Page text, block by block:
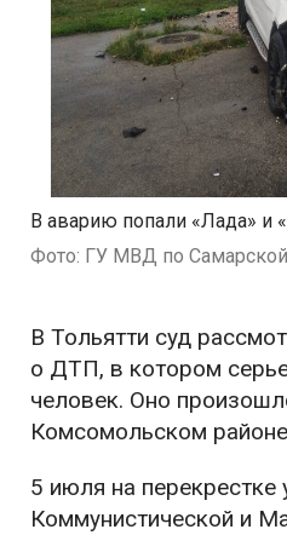
В аварию попали «Лада» и
Фото: ГУ МВД по Самарской
В Тольятти суд
о ДТП, в котором
человек. Оно
Комсомольском
5 июля на перекрестке
Коммунистической и